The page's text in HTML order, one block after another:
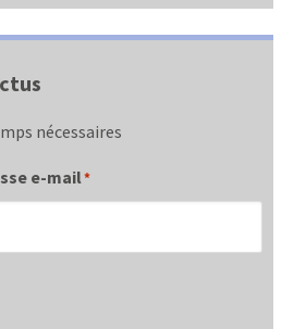
nécessaires
e-mail*